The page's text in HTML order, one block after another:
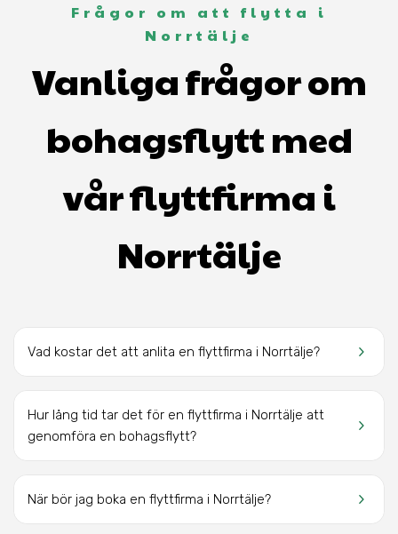
Frågor om att flytta i
Norrtälje
Vanliga frågor om
bohagsflytt med
vår flyttfirma i
Norrtälje
keyboard_arrow_right
Vad kostar det att anlita en flyttfirma i Norrtälje?
keyboard_arrow_right
Hur lång tid tar det för en flyttfirma i Norrtälje att
genomföra en bohagsflytt?
keyboard_arrow_right
När bör jag boka en flyttfirma i Norrtälje?